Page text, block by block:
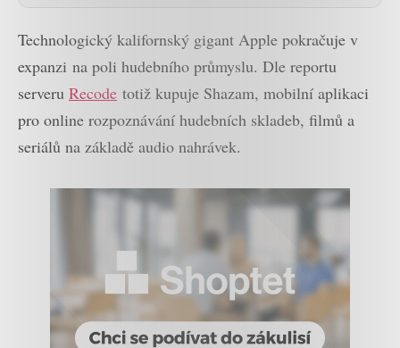
Technologický kalifornský gigant Apple pokračuje v
expanzi na poli hudebního průmyslu. Dle reportu
serveru Recode totiž kupuje Shazam, mobilní aplikaci
pro online rozpoznávání hudebních skladeb, filmů a
seriálů na základě audio nahrávek.